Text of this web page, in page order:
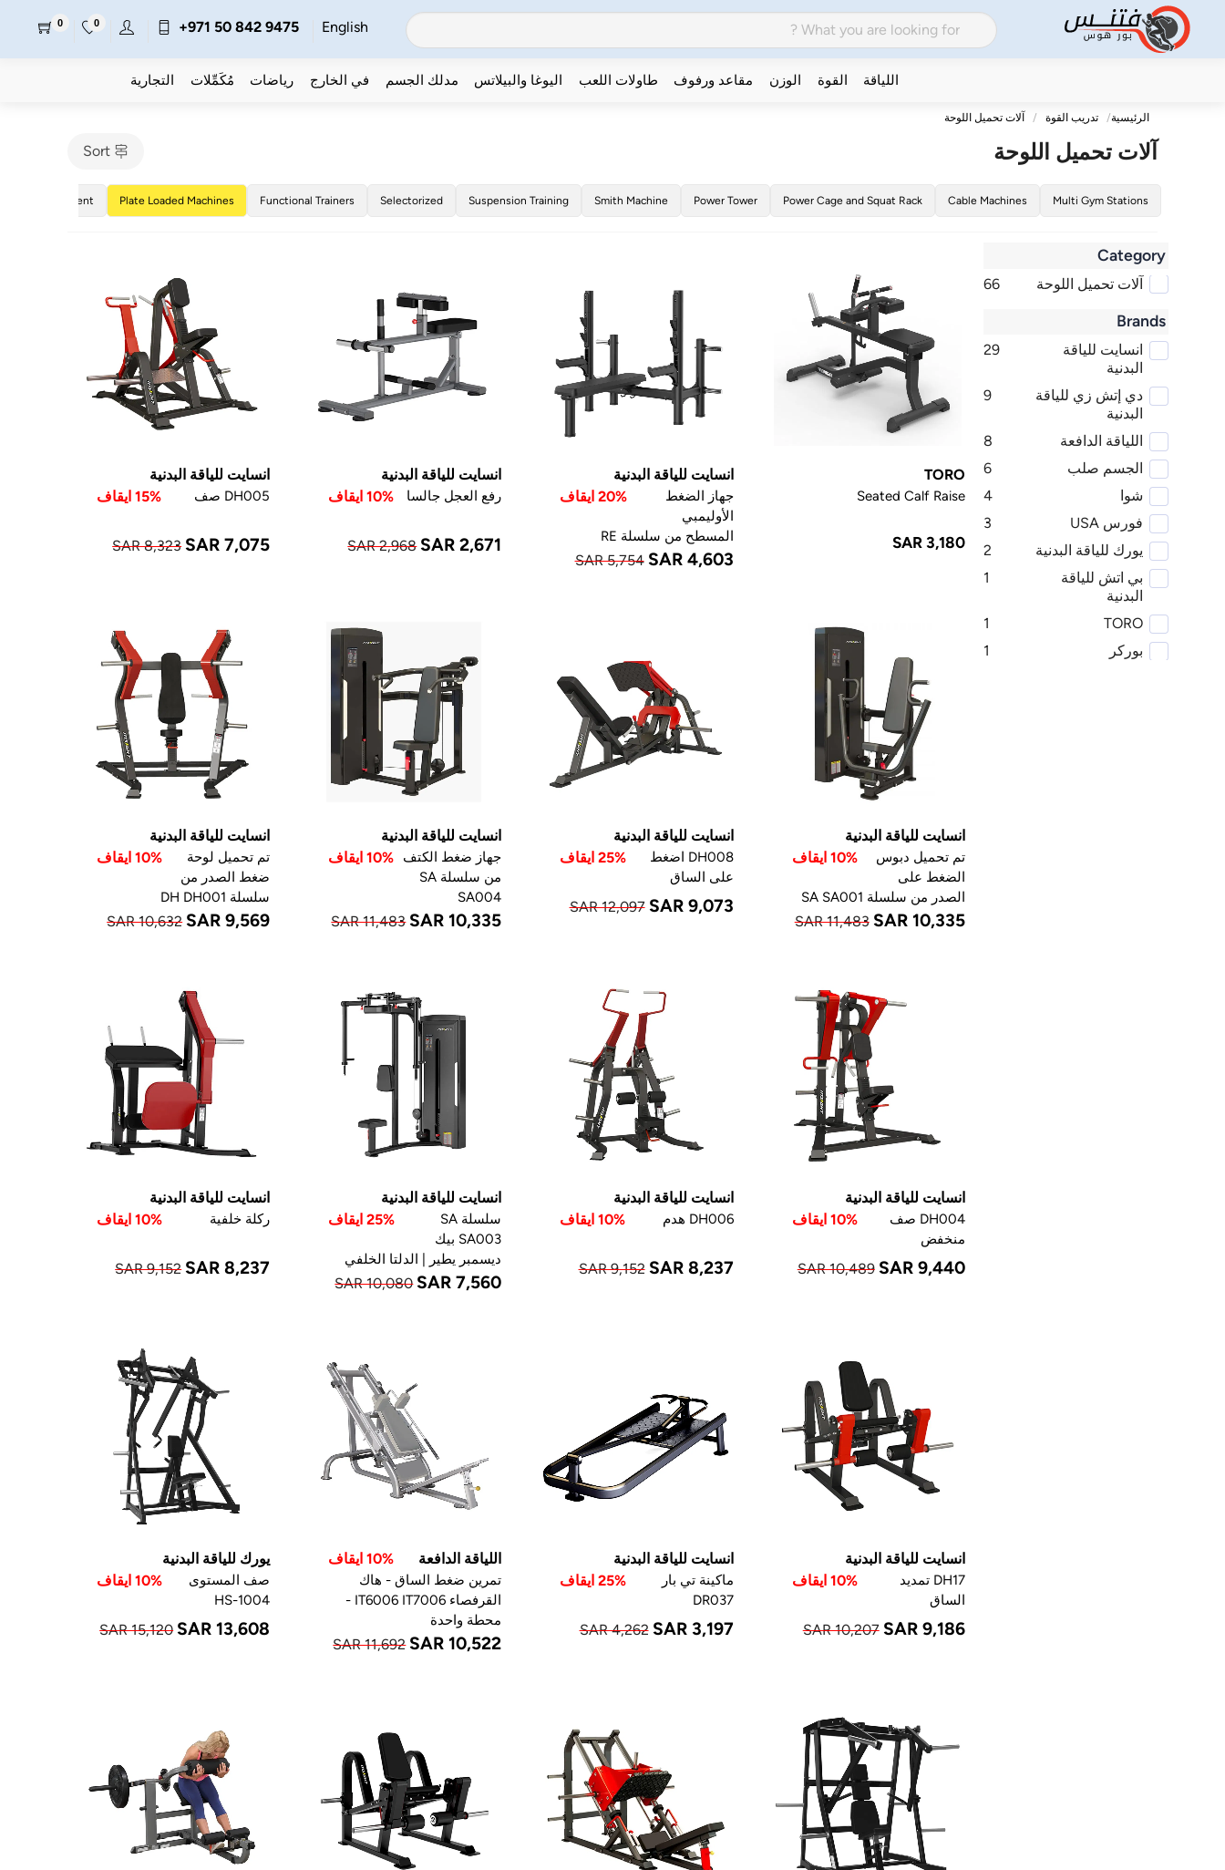
English
+971 50 842 9475
0
0
اللياقة القوة الوزن مقاعد ورفوف طاولات اللعب اليوغا والبيلاتس مدلك الجسم في الخارج رياضات مُكَمِّلات التجارية
الرئيسية تدريب القوة آلات تحميل اللوحة
آلات تحميل اللوحة Sort
Multi Gym Stations
Cable Machines
Power Cage and Squat Rack
Power Tower
Smith Machine
Suspension Training
Selectorized
Functional Trainers
Plate Loaded Machines
Equipment
Category
آلات تحميل اللوحة 66
Brands
انسايت للياقة
البدنية
29
دي إتش زي للياقة
البدنية
9
اللياقة الدافعة
8
الجسم صلب
6
شوا
4
فورس USA
3
يورك للياقة البدنية
2
بي اتش للياقة
البدنية
1
TORO
1
بوركر
1
TORO
Seated Calf Raise
SAR 3,180
انسايت للياقة البدنية
20% ايقاف
جهاز الضغط
الأوليمبي
المسطح من سلسلة RE
SAR 5,754 SAR 4,603
انسايت للياقة البدنية
10% ايقاف
رفع العجل جالسا
SAR 2,968 SAR 2,671
انسايت للياقة البدنية
15% ايقاف
DH005 صف
SAR 8,323 SAR 7,075
انسايت للياقة البدنية
10% ايقاف
تم تحميل دبوس
الضغط على
الصدر من سلسلة SA SA001
SAR 11,483 SAR 10,335
انسايت للياقة البدنية
25% ايقاف
DH008 اضغط
على الساق
SAR 12,097 SAR 9,073
انسايت للياقة البدنية
10% ايقاف
جهاز ضغط الكتف
من سلسلة SA
SA004
SAR 11,483 SAR 10,335
انسايت للياقة البدنية
10% ايقاف
تم تحميل لوحة
ضغط الصدر من
سلسلة DH DH001
SAR 10,632 SAR 9,569
انسايت للياقة البدنية
10% ايقاف
DH004 صف
منخفض
SAR 10,489 SAR 9,440
انسايت للياقة البدنية
10% ايقاف
DH006 هدم
SAR 9,152 SAR 8,237
انسايت للياقة البدنية
25% ايقاف
سلسلة SA
SA003 بيك
ديسمبر يطير | الدلتا الخلفي
SAR 10,080 SAR 7,560
انسايت للياقة البدنية
10% ايقاف
ركلة خلفية
SAR 9,152 SAR 8,237
انسايت للياقة البدنية
10% ايقاف
DH17 تمديد
الساق
SAR 10,207 SAR 9,186
انسايت للياقة البدنية
25% ايقاف
ماكينة تي بار
DR037
SAR 4,262 SAR 3,197
اللياقة الدافعة 10% ايقاف
تمرين ضغط الساق - هاك
القرفصاء IT6006 IT7006 -
محطة واحدة
SAR 11,692 SAR 10,522
يورك للياقة البدنية
10% ايقاف
صف المستوى
HS-1004
SAR 15,120 SAR 13,608